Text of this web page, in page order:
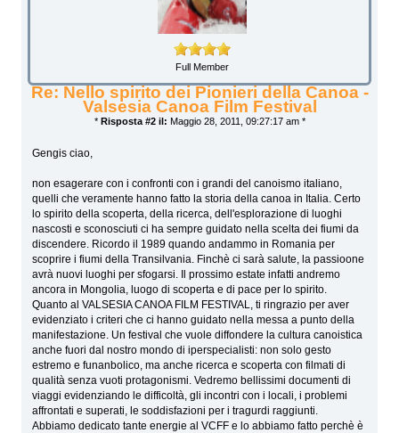
Full Member
Re: Nello spirito dei Pionieri della Canoa -
Valsesia Canoa Film Festival
* Risposta #2 il: Maggio 28, 2011, 09:27:17 am *
Gengis ciao,
non esagerare con i confronti con i grandi del canoismo italiano,
quelli che veramente hanno fatto la storia della canoa in Italia. Certo
lo spirito della scoperta, della ricerca, dell'esplorazione di luoghi
nascosti e sconosciuti ci ha sempre guidato nella scelta dei fiumi da
discendere. Ricordo il 1989 quando andammo in Romania per
scoprire i fiumi della Transilvania. Finchè ci sarà salute, la passioone
avrà nuovi luoghi per sfogarsi. Il prossimo estate infatti andremo
ancora in Mongolia, luogo di scoperta e di pace per lo spirito.
Quanto al VALSESIA CANOA FILM FESTIVAL, ti ringrazio per aver
evidenziato i criteri che ci hanno guidato nella messa a punto della
manifestazione. Un festival che vuole diffondere la cultura canoistica
anche fuori dal nostro mondo di iperspecialisti: non solo gesto
estremo e funanbolico, ma anche ricerca e scoperta con filmati di
qualità senza vuoti protagonismi. Vedremo bellissimi documenti di
viaggi evidenziando le difficoltà, gli incontri con i locali, i problemi
affrontati e superati, le soddisfazioni per i tragurdi raggiunti.
Abbiamo dedicato tante energie al VCFF e lo abbiamo fatto perchè è